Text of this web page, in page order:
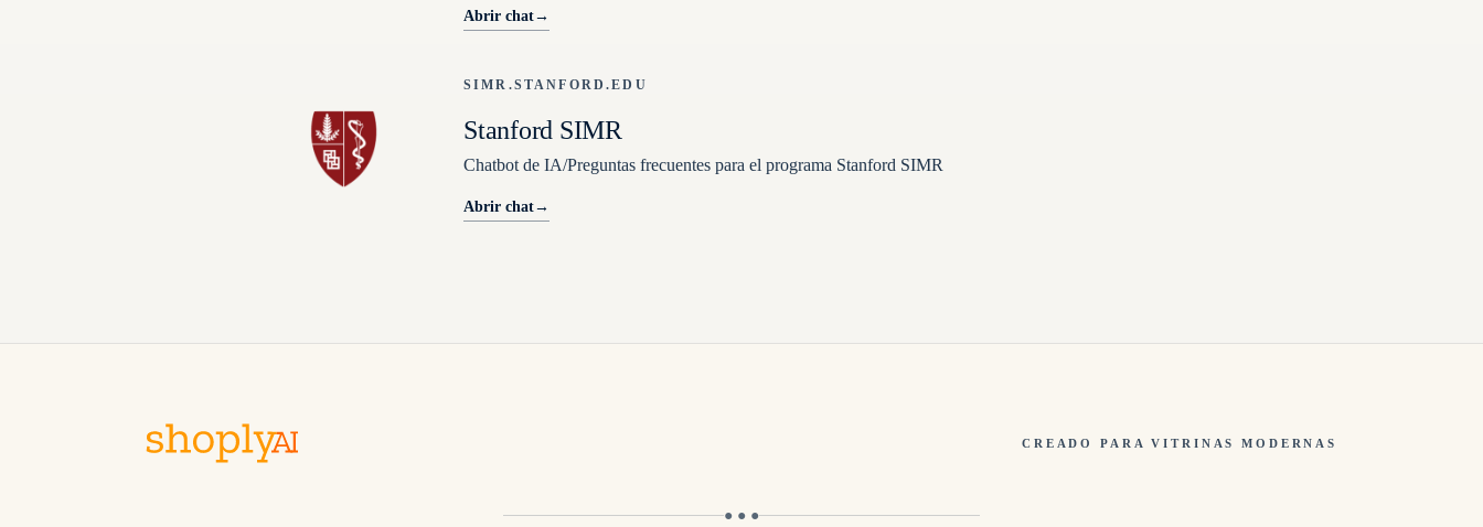
Abrir chat→
SIMR.STANFORD.EDU
Stanford SIMR
Chatbot de IA/Preguntas frecuentes para el programa Stanford SIMR
Abrir chat→
CREADO PARA VITRINAS MODERNAS
● ● ●